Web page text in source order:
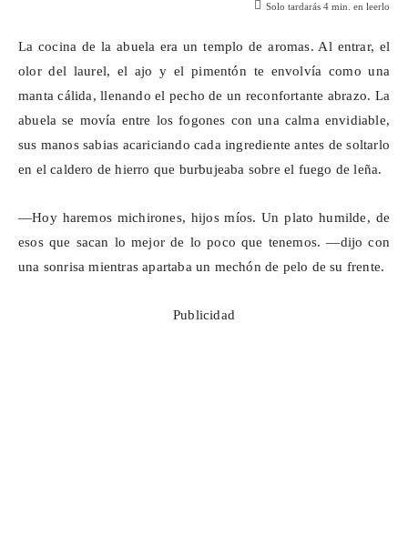
Solo tardarás 4 min. en leerlo
La cocina de la abuela era un templo de aromas. Al entrar, el
olor del laurel, el ajo y el pimentón te envolvía como una
manta cálida, llenando el pecho de un reconfortante abrazo. La
abuela se movía entre los fogones con una calma envidiable,
sus manos sabias acariciando cada ingrediente antes de soltarlo
en el caldero de hierro que burbujeaba sobre el fuego de leña.
—Hoy haremos michirones, hijos míos. Un plato humilde, de
esos que sacan lo mejor de lo poco que tenemos. —dijo con
una sonrisa mientras apartaba un mechón de pelo de su frente.
Publicidad